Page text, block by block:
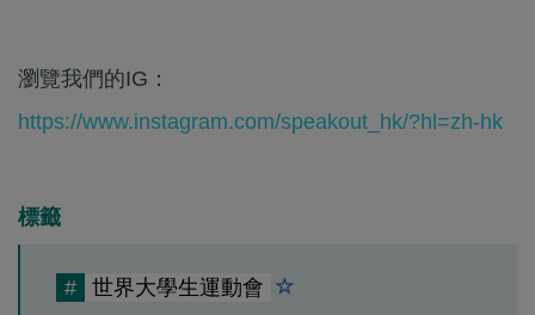
瀏覽我們的IG：
https://www.instagram.com/speakout_hk/?hl=zh-hk
標籤
# 世界大學生運動會